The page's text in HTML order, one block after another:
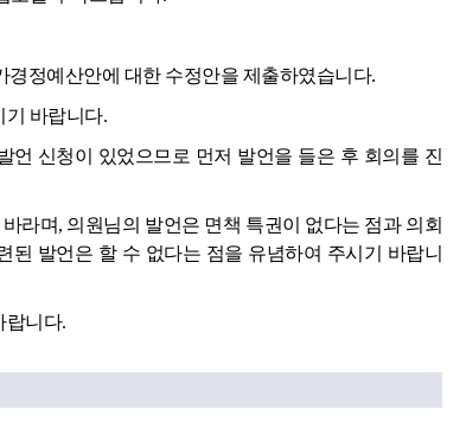
경정예산안에 대한 수정안을 제출하였습니다.
기 바랍니다.
언 신청이 있었으므로 먼저 발언을 들은 후 회의를 진
라며, 의원님의 발언은 면책 특권이 없다는 점과 의회
발언은 할 수 없다는 점을 유념하여 주시기 바랍니
랍니다.